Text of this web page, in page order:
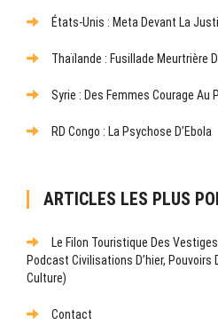
États-Unis : Meta Devant La
Thaïlande : Fusillade Meurtrière
Syrie : Des Femmes Courage Au
RD Congo : La Psychose D’Ebola
ARTICLES LES PLUS
Le Filon Touristique Des
Podcast Civilisations D’hier, Pouvoirs
Culture)
Contact